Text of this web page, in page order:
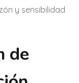
y sensibilidad
de